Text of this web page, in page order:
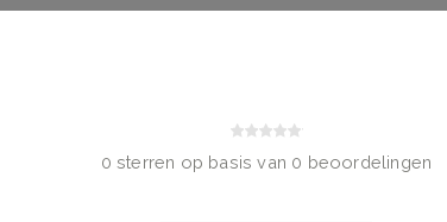
Phenoxyethanol, Caprylyl
0 sterren op basis van 0 beoordelingen